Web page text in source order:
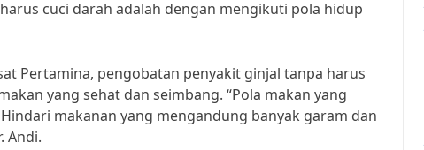
cuci darah adalah dengan mengikuti pola hidup
Pertamina, pengobatan penyakit ginjal tanpa harus
yang sehat dan seimbang. “Pola makan yang
makanan yang mengandung banyak garam dan
Andi.